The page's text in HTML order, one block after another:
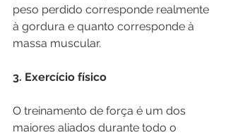
peso perdido corresponde realmente
à gordura e quanto corresponde à
massa muscular.
3. Exercício físico
O treinamento de força é um dos
maiores aliados durante todo o